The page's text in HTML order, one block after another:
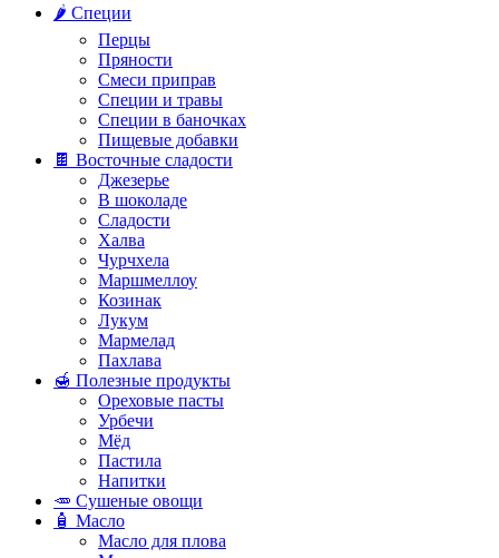
🌶️ Специи
Перцы
Пряности
Смеси приправ
Специи и травы
Специи в баночках
Пищевые добавки
🍫 Восточные сладости
Джезерье
В шоколаде
Сладости
Халва
Чурчхела
Маршмеллоу
Козинак
Лукум
Мармелад
Пахлава
🍯 Полезные продукты
Ореховые пасты
Урбечи
Мёд
Пастила
Напитки
🥕 Сушеные овощи
🧴 Масло
Масло для плова